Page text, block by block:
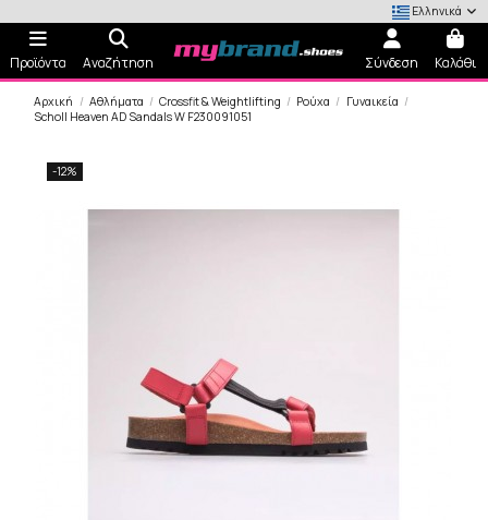
Ελληνικά
Προϊόντα Αναζήτηση Σύνδεση Καλάθι
Αρχική Αθλήματα Crossfit & Weightlifting Ρούχα
Γυναικεία
Scholl Heaven AD Sandals W F230091051
-12%